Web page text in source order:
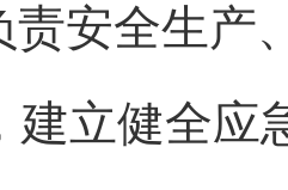
责安全生
建立健全应